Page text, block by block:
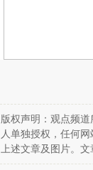
版权声明：观点频
人单独授权，任何
上述文章及图片。文